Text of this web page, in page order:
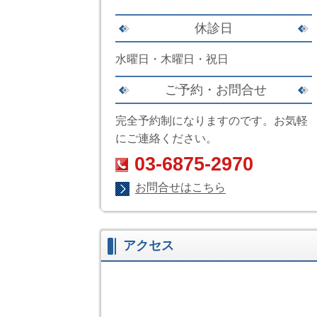
休診日
水曜日・木曜日・祝日
ご予約・お問合せ
完全予約制になりますのです。お気軽
にご連絡ください。
03-6875-2970
お問合せはこちら
アクセス